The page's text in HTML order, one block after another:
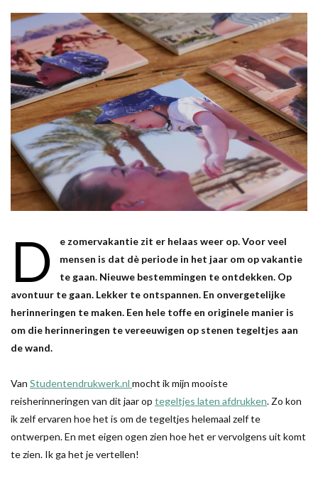
D
e zomervakantie zit er helaas weer op. Voor veel
mensen is dat dè periode in het jaar om op vakantie
te gaan. Nieuwe bestemmingen te ontdekken. Op
avontuur te gaan. Lekker te ontspannen. En onvergetelijke
herinneringen te maken. Een hele toffe en originele manier is
om die herinneringen te vereeuwigen op stenen tegeltjes aan
de wand.
Van Studentendrukwerk.nl mocht ik mijn mooiste
reisherinneringen van dit jaar op tegeltjes laten afdrukken. Zo kon
ik zelf ervaren hoe het is om de tegeltjes helemaal zelf te
ontwerpen. En met eigen ogen zien hoe het er vervolgens uit komt
te zien. Ik ga het je vertellen!